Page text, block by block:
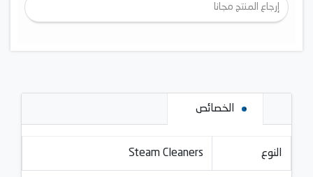
إرجاع المنتج مجانا
الخصائص
النوع Steam Cleaners